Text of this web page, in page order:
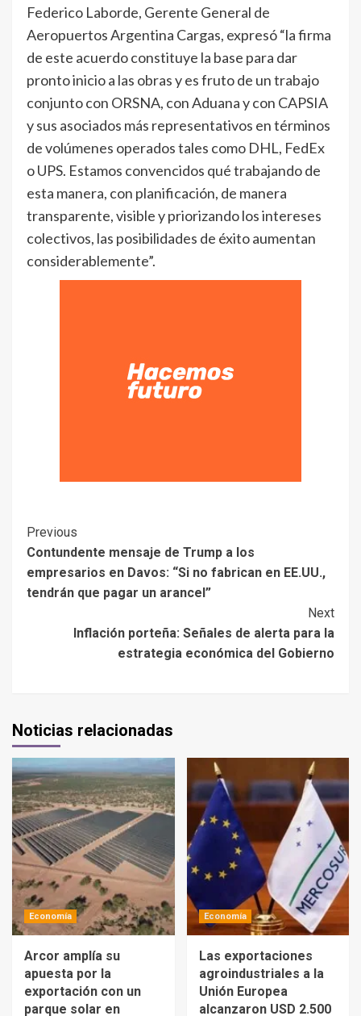
Federico Laborde, Gerente General de
Aeropuertos Argentina Cargas, expresó “la firma
de este acuerdo constituye la base para dar
pronto inicio a las obras y es fruto de un trabajo
conjunto con ORSNA, con Aduana y con CAPSIA
y sus asociados más representativos en términos
de volúmenes operados tales como DHL, FedEx
o UPS. Estamos convencidos qué trabajando de
esta manera, con planificación, de manera
transparente, visible y priorizando los intereses
colectivos, las posibilidades de éxito aumentan
considerablemente”.
Previous
Contundente mensaje de Trump a los
empresarios en Davos: “Si no fabrican en EE.UU.,
tendrán que pagar un arancel”
Next
Inflación porteña: Señales de alerta para la
estrategia económica del Gobierno
Noticias relacionadas
Economía
Arcor amplía su
apuesta por la
exportación con un
parque solar en
Economía
Las exportaciones
agroindustriales a la
Unión Europea
alcanzaron USD 2.500